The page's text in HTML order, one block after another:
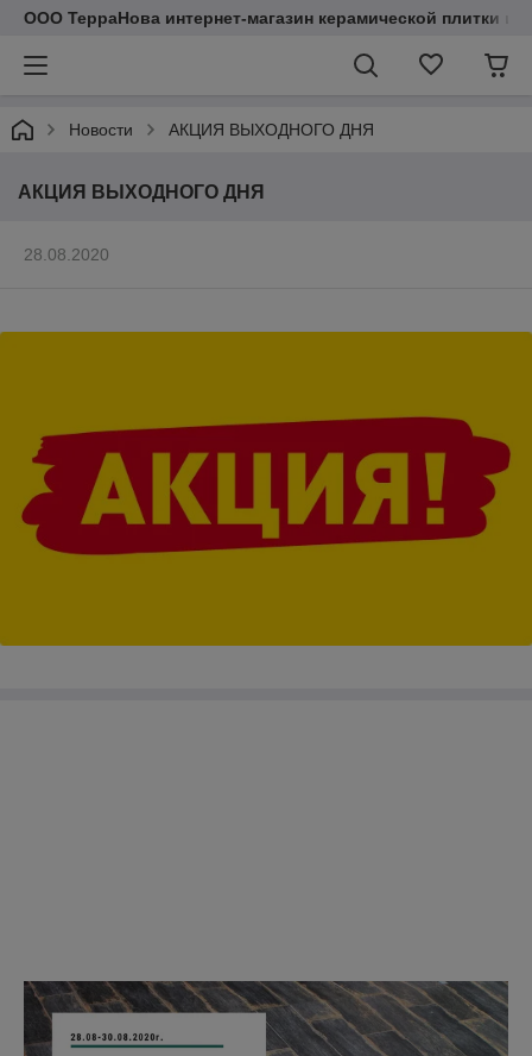
ООО ТерраНова интернет-магазин керамической плитки и
Новости АКЦИЯ ВЫХОДНОГО ДНЯ
АКЦИЯ ВЫХОДНОГО ДНЯ
28.08.2020